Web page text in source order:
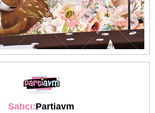
Satıcı:Partiavm